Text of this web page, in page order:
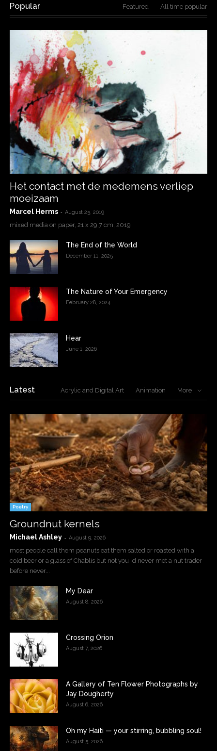
Popular Featured All time popular
Het contact met de medemens verliep
moeizaam
Marcel Herms - August 25, 2019
mixed media on paper, 21 x 29,7 cm, 2019
The End of the World
December 11, 2025
The Nature of Your Emergency
February 28, 2024
Hear
June 1, 2026
Latest Acrylic and Digital Art Animation More
Poetry
Groundnut kernels
Michael Ashley - August 9, 2026
most people call them peanuts eat them salted or roasted with a
cold beer or a glass of Chablis but not you I’d never met a nut trader
before never...
My Dear
August 8, 2026
Crossing Orion
August 7, 2026
A Gallery of Ten Flower Photographs by
Jay Dougherty
August 6, 2026
Oh my Haiti — your stirring, bubbling soul!
August 5, 2026